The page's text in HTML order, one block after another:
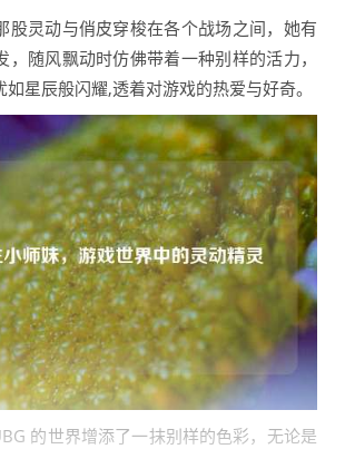
股灵动与俏皮穿梭在各个战场之间，她有
，随风飘动时仿佛带着一种别样的活力，
星辰般闪耀,透着对游戏的热爱与好奇。
的世界增添了一抹别样的色彩，无论是